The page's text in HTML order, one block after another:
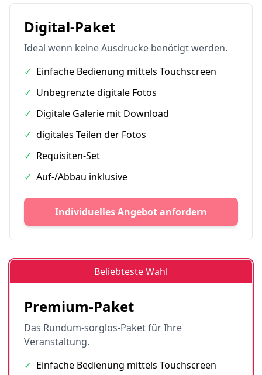
Digital-Paket
Ideal wenn keine Ausdrucke benötigt werden.
✓ Einfache Bedienung mittels Touchscreen
✓ Unbegrenzte digitale Fotos
✓ Digitale Galerie mit Download
✓ digitales Teilen der Fotos
✓ Requisiten-Set
✓ Auf-/Abbau inklusive
Individuelles Angebot anfordern
Beliebteste Wahl
Premium-Paket
Das Rundum-sorglos-Paket für Ihre
Veranstaltung.
✓ Einfache Bedienung mittels Touchscreen